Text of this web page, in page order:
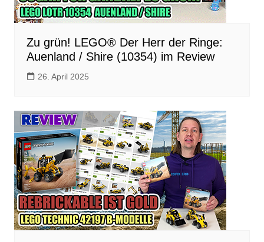
Zu grün! LEGO® Der Herr der Ringe:
Auenland / Shire (10354) im Review
26. April 2025